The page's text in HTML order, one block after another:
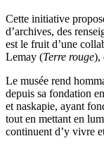
Cette initiative
d’archives, des
est le fruit d’une
Lemay (Terre rouge),
Le musée rend
depuis sa fondation
et naskapie, ayant
tout en mettant en
continuent d’y vivre